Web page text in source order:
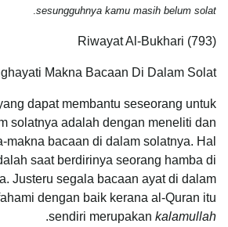
sesungguhnya kamu masih belum solat
.
Riwayat Al-Bukhari (793)
Makna Bacaan Di Dalam Solat
dapat membantu seseorang untuk
solatnya adalah dengan meneliti dan
makna bacaan di dalam solatnya. Hal
saat berdirinya seorang hamba di
Justeru segala bacaan ayat di dalam
dengan baik kerana al-Quran itu
sendiri merupakan kalamullah
.